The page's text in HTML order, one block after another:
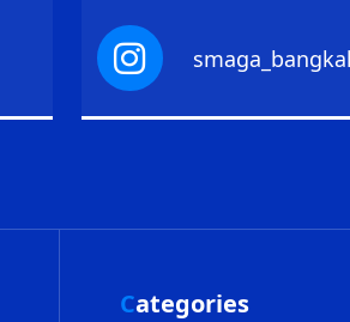
Categories